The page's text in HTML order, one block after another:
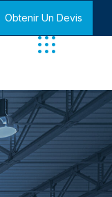
Obtenir Un Devis